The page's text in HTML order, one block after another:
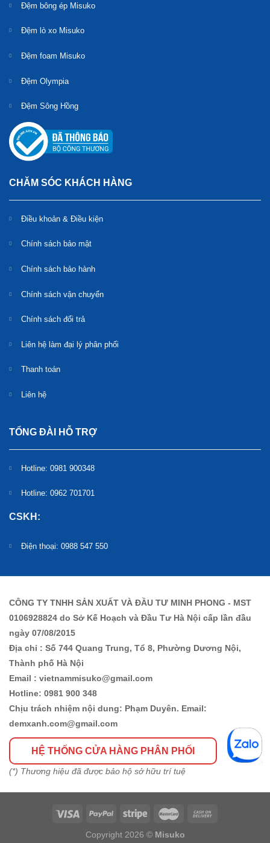
Đệm bông ép Misuko
Đệm lò xo Misuko
Đệm foam Misuko
Đệm Olympia
Đệm Sông Hồng
CHĂM SÓC KHÁCH HÀNG
Điều khoản & Điều kiện
Chính sách bảo mật
Chính sách bảo hành
Chính sách vận chuyển
Chính sách đổi trả
Liên hệ làm đại lý phân phối
Thanh toán
Liên hệ
TỔNG ĐÀI HỖ TRỢ
Hotline: 0981 900348
Hotline: 0962 701701
CSKH:
Điện thoại: 0988 547 550
CÔNG TY TNHH SẢN XUẤT VÀ ĐẦU TƯ MINH PHONG - MST
0106928824 do Sở Kế Hoạch và Đầu Tư Hà Nội cấp lần đầu
ngày 07/08/2015
Địa chỉ : Số 744 Quang Trung, Tổ 8, Phường Dương Nội,
Thành phố Hà Nội
Email : vietnammisuko@gmail.com
Hotline: 0981 900 348
Chịu trách nhiệm nội dung: Phạm Duyên. Email:
demxanh.com@gmail.com
HỆ THỐNG CỬA HÀNG PHÂN PHỐI
(*) Thương hiệu đã được bảo hộ sở hữu trí tuệ
Copyright 2026 © Misuko